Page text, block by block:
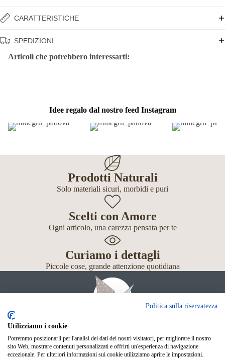
CARATTERISTICHE
SPEDIZIONI
Articoli che potrebbero interessarti:
Idee regalo dal nostro feed Instagram
Prodotti Naturali
Solo materiali sicuri, morbidi e puri
Scelti con Amore
Ogni articolo, una carezza pensata per te
Curiamo i dettagli
Piccole cose, grande attenzione quotidiana
Giochi
Neonato
Politica sulla riservatezza
Utilizziamo i cookie
Potremmo posizionarli per l'analisi dei dati dei nostri visitatori, per migliorare il nostro
sito Web, mostrare contenuti personalizzati e offrirti un'esperienza di navigazione
eccezionale. Per ulteriori informazioni sui cookie utilizziamo aprire le impostazioni.